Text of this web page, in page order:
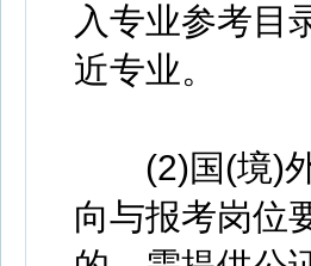
入专业参考目
近专业。
(2)国(境)外
向与报考岗位